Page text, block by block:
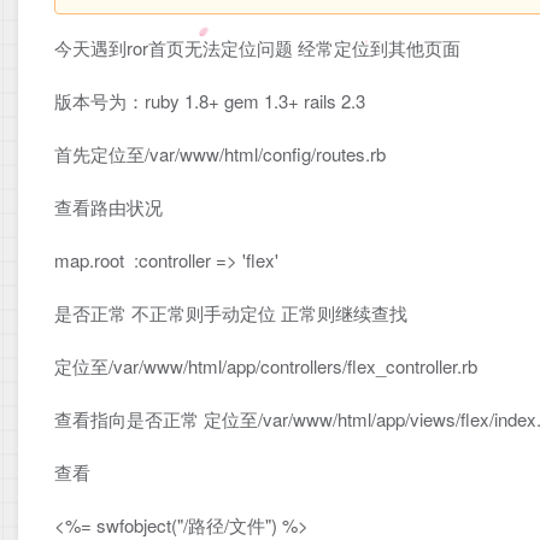
今天遇到ror首页无法定位问题 经常定位到其他页面
版本号为：ruby 1.8+ gem 1.3+ rails 2.3
首先定位至/var/www/html/config/routes.rb
查看路由状况
map.root :controller => 'flex'
是否正常 不正常则手动定位 正常则继续查找
定位至/var/www/html/app/controllers/flex_controller.rb
查看指向是否正常 定位至/var/www/html/app/views/flex/
查看
<%= swfobject("/路径/文件") %>